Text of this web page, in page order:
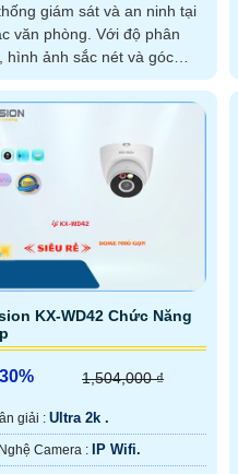
giám sát và an ninh tại
phòng. Với độ phân
hình ảnh sắc nét và góc
camera KX-C21L giúp bạn
mọi hoạt động một cách dễ
KX-WD42 Chức Năng
30% 1,504,000 ₫
giải : Ultra 2k .
🌠 Công Nghệ Camera : IP Wifi.